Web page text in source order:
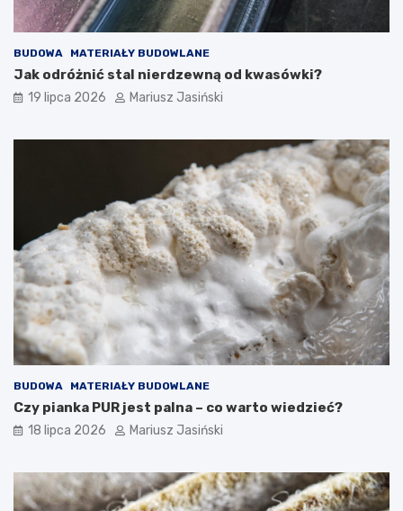
BUDOWA MATERIAŁY BUDOWLANE
Jak odróżnić stal nierdzewną od kwasówki?
19 lipca 2026 Mariusz Jasiński
BUDOWA MATERIAŁY BUDOWLANE
Czy pianka PUR jest palna – co warto wiedzieć?
18 lipca 2026 Mariusz Jasiński